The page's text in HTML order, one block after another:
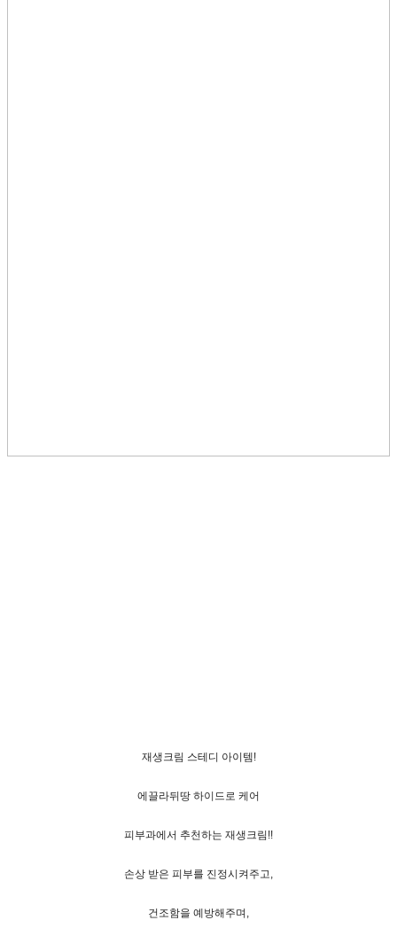
재생크림 스테디 아이템!
에끌라뒤땅 하이드로 케어
피부과에서 추천하는 재생크림!!
손상 받은 피부를 진정시켜주고,
건조함을 예방해주며,